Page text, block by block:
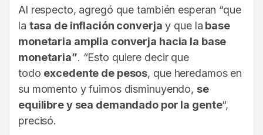
Al respecto, agregó que también esperan “que
la tasa de inflación converja y que la base
monetaria amplia converja hacia la base
monetaria”. “Esto quiere decir que
todo excedente de pesos, que heredamos en
su momento y fuimos disminuyendo, se
equilibre y sea demandado por la gente“,
precisó.